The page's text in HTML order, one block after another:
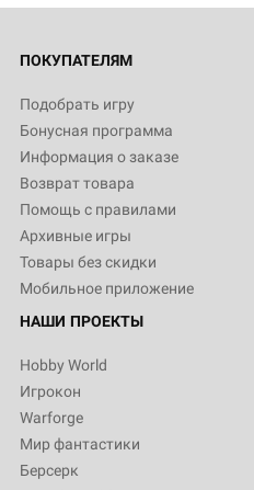
ПОКУПАТЕЛЯМ
Подобрать игру
Бонусная программа
Информация о заказе
Возврат товара
Помощь с правилами
Архивные игры
Товары без скидки
Мобильное приложение
НАШИ ПРОЕКТЫ
Hobby World
Игрокон
Warforge
Мир фантастики
Берсерк